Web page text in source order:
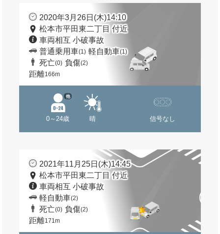
2020年3月26日(木)14:10
松本市平田東二丁目 付近
車両相互 小破事故
普通乗用車(1) 軽自動車(1)
死亡(0) 負傷(2)
距離166m
0～24歳
他
晴 信号なし
2021年11月25日(木)14:45
松本市平田東二丁目 付近
車両相互 小破事故
軽自動車(2)
死亡(0) 負傷(2)
距離171m